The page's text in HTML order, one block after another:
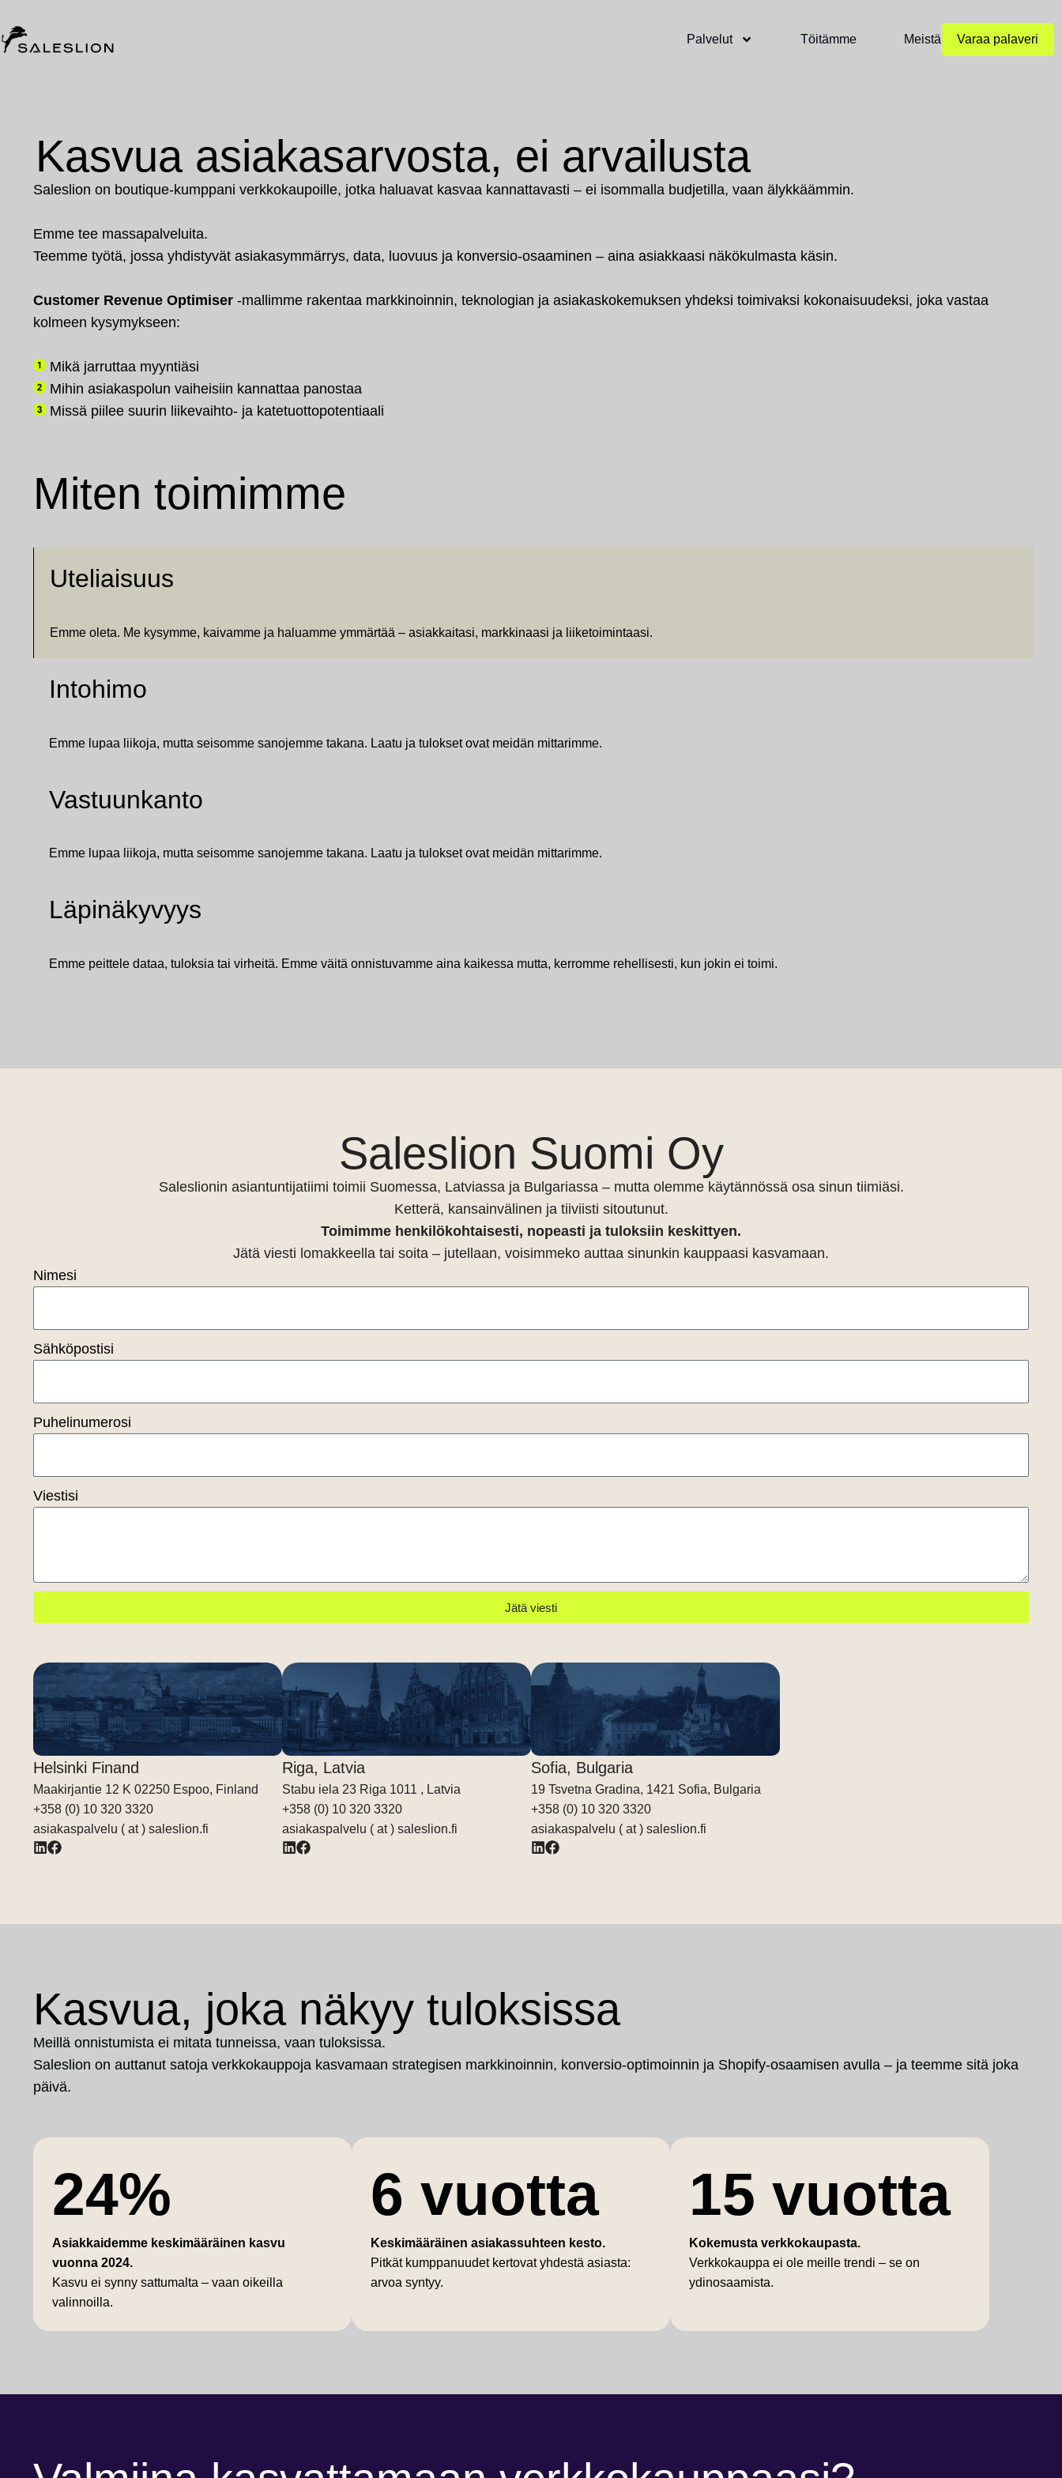
Varaa palaveri
Palvelut Töitämme Meistä
Kasvua asiakasarvosta, ei arvailusta
Saleslion on boutique-kumppani verkkokaupoille, jotka haluavat kasvaa kannattavasti – ei isommalla budjetilla, vaan älykkäämmin.
Emme tee massapalveluita.
Teemme työtä, jossa yhdistyvät asiakasymmärrys, data, luovuus ja konversio-osaaminen – aina asiakkaasi näkökulmasta käsin.
Customer Revenue Optimiser -mallimme rakentaa markkinoinnin, teknologian ja asiakaskokemuksen yhdeksi toimivaksi kokonaisuudeksi, joka vastaa
kolmeen kysymykseen:
Mikä jarruttaa myyntiäsi
Mihin asiakaspolun vaiheisiin kannattaa panostaa
Missä piilee suurin liikevaihto- ja katetuottopotentiaali
Miten toimimme
Uteliaisuus
Emme oleta. Me kysymme, kaivamme ja haluamme ymmärtää – asiakkaitasi, markkinaasi ja liiketoimintaasi.
Intohimo
Emme lupaa liikoja, mutta seisomme sanojemme takana. Laatu ja tulokset ovat meidän mittarimme.
Vastuunkanto
Emme lupaa liikoja, mutta seisomme sanojemme takana. Laatu ja tulokset ovat meidän mittarimme.
Läpinäkyvyys
Emme peittele dataa, tuloksia tai virheitä. Emme väitä onnistuvamme aina kaikessa mutta, kerromme rehellisesti, kun jokin ei toimi.
Saleslion Suomi Oy
Saleslionin asiantuntijatiimi toimii Suomessa, Latviassa ja Bulgariassa – mutta olemme käytännössä osa sinun tiimiäsi.
Ketterä, kansainvälinen ja tiiviisti sitoutunut.
Toimimme henkilökohtaisesti, nopeasti ja tuloksiin keskittyen.
Jätä viesti lomakkeella tai soita – jutellaan, voisimmeko auttaa sinunkin kauppaasi kasvamaan.
Nimesi
Sähköpostisi
Puhelinumerosi
Viestisi
Jätä viesti
Helsinki Finand
Maakirjantie 12 K 02250 Espoo, Finland
+358 (0) 10 320 3320
asiakaspalvelu ( at ) saleslion.fi
Riga, Latvia
Stabu iela 23 Riga 1011 , Latvia
+358 (0) 10 320 3320
asiakaspalvelu ( at ) saleslion.fi
Sofia, Bulgaria
19 Tsvetna Gradina, 1421 Sofia, Bulgaria
+358 (0) 10 320 3320
asiakaspalvelu ( at ) saleslion.fi
Kasvua, joka näkyy tuloksissa
Meillä onnistumista ei mitata tunneissa, vaan tuloksissa.
Saleslion on auttanut satoja verkkokauppoja kasvamaan strategisen markkinoinnin, konversio-optimoinnin ja Shopify-osaamisen avulla – ja teemme sitä joka
päivä.
24%
Asiakkaidemme keskimääräinen kasvu
vuonna 2024.
Kasvu ei synny sattumalta – vaan oikeilla
valinnoilla.
6 vuotta
Keskimääräinen asiakassuhteen kesto.
Pitkät kumppanuudet kertovat yhdestä asiasta:
arvoa syntyy.
15 vuotta
Kokemusta verkkokaupasta.
Verkkokauppa ei ole meille trendi – se on
ydinosaamista.